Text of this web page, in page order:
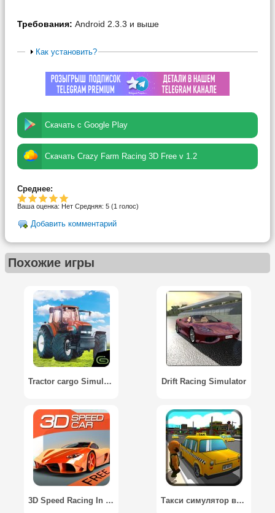
Требования: Android 2.3.3 и выше
Как установить?
Скачать с Google Play
Скачать Crazy Farm Racing 3D Free v 1.2
Среднее:
Ваша оценка: Нет Средняя: 5 (1 голос)
Добавить комментарий
Похожие игры
Tractor cargo Simulator 3D - Wood Transporter Drift Racing Simulator
3D Speed Racing In Car Такси симулятор вождения 3d / Taxi Driving Simulator 3d